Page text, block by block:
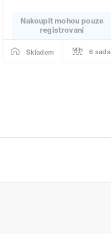
Nakoupit mohou pouze
registrovaní
Skladem 6 sada